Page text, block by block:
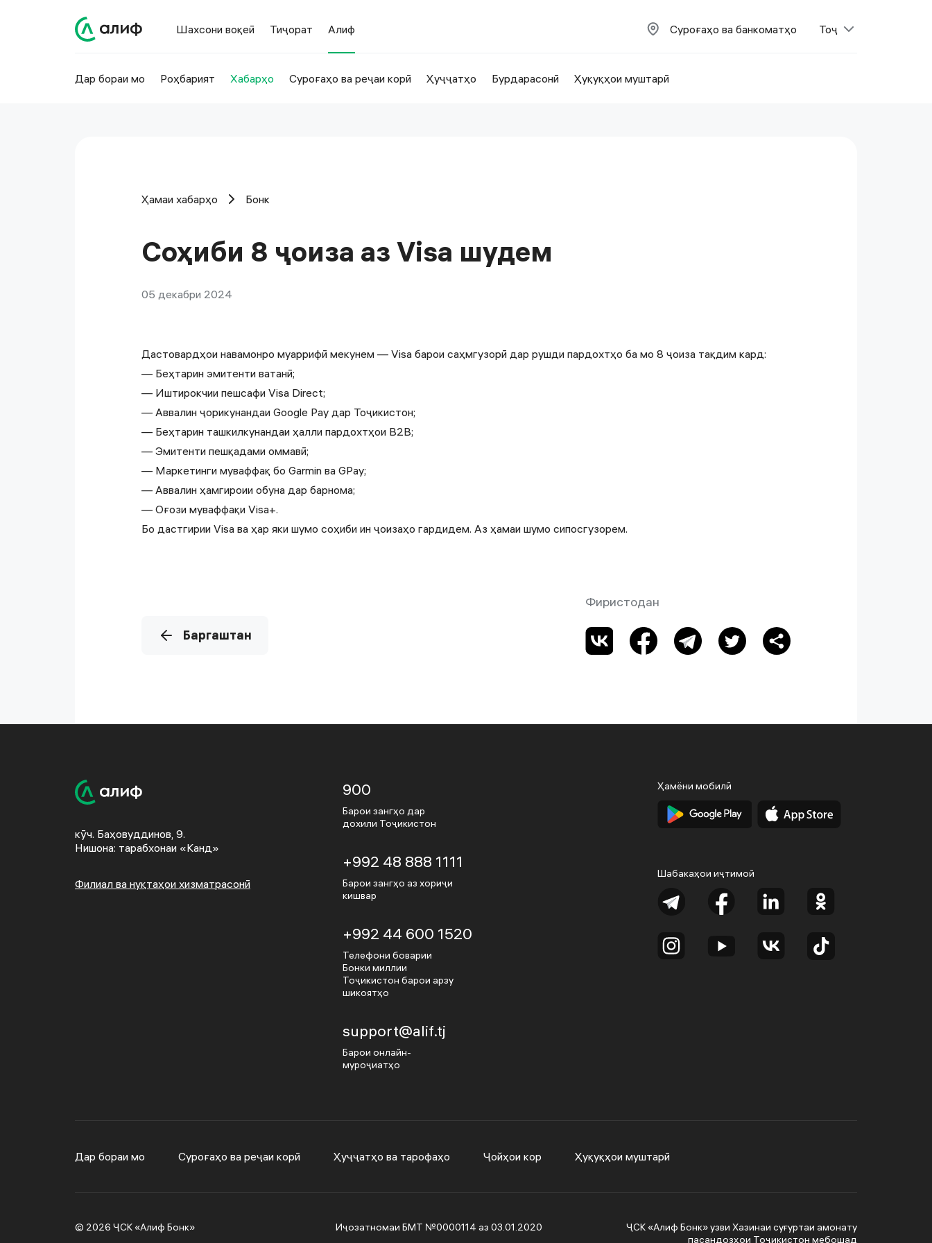
Шахсони воқеӣ Тиҷорат Алиф Суроғаҳо ва банкоматҳо Тоҷ
Дар бораи мо Роҳбарият Хабарҳо Суроғаҳо ва реҷаи корӣ Ҳуҷҷатҳо Бурдарасонӣ Ҳуқуқҳои муштарӣ
Ҳамаи хабарҳо Бонк
Соҳиби 8 ҷоиза аз Visa шудем
05 декабри 2024
Дастовардҳои навамонро муаррифӣ мекунем — Visa барои саҳмгузорӣ дар рушди пардохтҳо ба мо 8 ҷоиза тақдим кард:
— Беҳтарин эмитенти ватанӣ;
— Иштирокчии пешсафи Visa Direct;
— Аввалин ҷорикунандаи Google Pay дар Тоҷикистон;
— Беҳтарин ташкилкунандаи ҳалли пардохтҳои B2B;
— Эмитенти пешқадами оммавӣ;
— Маркетинги муваффақ бо Garmin ва GPay;
— Аввалин ҳамгироии обуна дар барнома;
— Оғози муваффақи Visa+.
Бо дастгирии Visa ва ҳар яки шумо соҳиби ин ҷоизаҳо гардидем. Аз ҳамаи шумо сипосгузорем.
Фиристодан
Баргаштан
кӯч. Баҳовуддинов, 9.
Нишона: тарабхонаи «Канд»
Филиал ва нуқтаҳои хизматрасонӣ
900
Барои зангҳо дар
дохили Тоҷикистон
+992 48 888 1111
Барои зангҳо аз хориҷи
кишвар
+992 44 600 1520
Телефони боварии
Бонки миллии
Тоҷикистон барои арзу
шикоятҳо
support@alif.tj
Барои онлайн-
муроҷиатҳо
Ҳамёни мобилӣ
Шабакаҳои иҷтимоӣ
Дар бораи мо Суроғаҳо ва реҷаи корӣ Ҳуҷҷатҳо ва тарофаҳо Ҷойҳои кор Ҳуқуқҳои муштарӣ
© 2026 ҶСК «Алиф Бонк» Иҷозатномаи БМТ №0000114 аз 03.01.2020
ҶСК «Алиф Бонк» узви Хазинаи суғуртаи амонату
пасандозҳои Тоҷикистон мебошад